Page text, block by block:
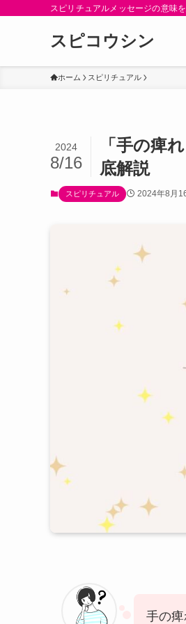
スピリチュアルメッセージの意味
スピコウシン
ホーム スピリチュアル
「手の痺
底解説
2024
8/16
スピリチュアル 2024年8月
手の